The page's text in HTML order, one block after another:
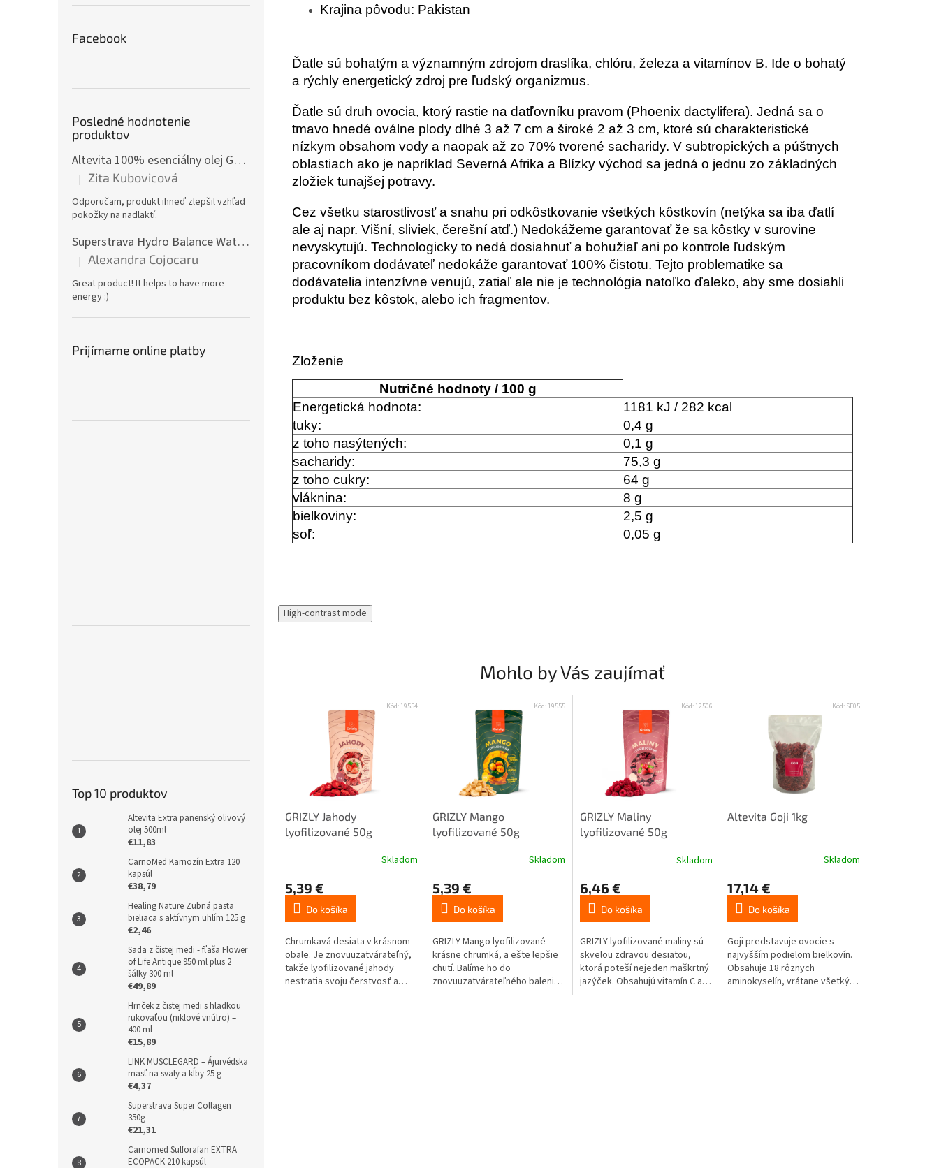
Facebook
Posledné hodnotenie
produktov
Altevita 100% esenciálny olej GÁFOR – Olej pozitívnej energie 10ml
Hodnotenie produktu je 5 z 5 hviezdičiek.
| Zita Kubovicová
Odporučam, produkt ihneď zlepšil vzhľad
pokožky na nadlaktí.
Superstrava Hydro Balance Watermelon electrolytes Box 30 x 4,7g
Hodnotenie produktu je 5 z 5 hviezdičiek.
| Alexandra Cojocaru
Great product! It helps to have more
energy :)
Prijímame online platby
Top 10 produktov
Altevita Extra panenský olivový
olej 500ml
€11,83
CarnoMed Karnozín Extra 120
kapsúl
€38,79
Healing Nature Zubná pasta
bieliaca s aktívnym uhlím 125 g
€2,46
Sada z čistej medi - fľaša Flower
of Life Antique 950 ml plus 2
šálky 300 ml
€49,89
Hrnček z čistej medi s hladkou
rukoväťou (niklové vnútro) –
400 ml
€15,89
LINK MUSCLEGARD – Ájurvédska
masť na svaly a kĺby 25 g
€4,37
Superstrava Super Collagen
350g
€21,31
Carnomed Sulforafan EXTRA
ECOPACK 210 kapsúl
Krajina pôvodu: Pakistan
Ďatle sú bohatým a významným zdrojom draslíka, chlóru, železa a vitamínov B. Ide o bohatý
a rýchly energetický zdroj pre ľudský organizmus.
Ďatle sú druh ovocia, ktorý rastie na datľovníku pravom (Phoenix dactylifera). Jedná sa o
tmavo hnedé oválne plody dlhé 3 až 7 cm a široké 2 až 3 cm, ktoré sú charakteristické
nízkym obsahom vody a naopak až zo 70% tvorené sacharidy. V subtropických a púštnych
oblastiach ako je napríklad Severná Afrika a Blízky východ sa jedná o jednu zo základných
zložiek tunajšej potravy.
Cez všetku starostlivosť a snahu pri odkôstkovanie všetkých kôstkovín (netýka sa iba ďatlí
ale aj napr. Višní, sliviek, čerešní atď.) Nedokážeme garantovať že sa kôstky v surovine
nevyskytujú. Technologicky to nedá dosiahnuť a bohužiaľ ani po kontrole ľudským
pracovníkom dodávateľ nedokáže garantovať 100% čistotu. Tejto problematike sa
dodávatelia intenzívne venujú, zatiaľ ale nie je technológia natoľko ďaleko, aby sme dosiahli
produktu bez kôstok, alebo ich fragmentov.
Zloženie
Nutričné ​​hodnoty / 100 g
Energetická hodnota:
1181 kJ / 282 kcal
tuky:
0,4 g
z toho nasýtených:
0,1 g
sacharidy:
75,3 g
z toho cukry:
64 g
vláknina:
8 g
bielkoviny:
2,5 g
soľ:
0,05 g
High-contrast mode
Mohlo by Vás zaujímať
GRIZLY Jahody
lyofilizované 50g
Skladom
5,39 €
Do košíka
Chrumkavá desiata v krásnom
obale. Je znovuuzatvárateľný,
takže lyofilizované jahody
nestratia svoju čerstvosť a
Kód: 19554
GRIZLY Mango
lyofilizované 50g
Skladom
5,39 €
Do košíka
GRIZLY Mango lyofilizované
krásne chrumká, a ešte lepšie
chutí. Balíme ho do
znovuuzatvárateľného balenia,
Kód: 19555
GRIZLY Maliny
lyofilizované 50g
Skladom
6,46 €
Do košíka
GRIZLY lyofilizované maliny sú
skvelou zdravou desiatou,
ktorá poteší nejeden maškrtný
jazýček. Obsahujú vitamín C a
Kód: 12506
Altevita Goji 1kg
Skladom
17,14 €
Do košíka
Goji predstavuje ovocie s
najvyšším podielom bielkovín.
Obsahuje 18 rôznych
aminokyselín, vrátane všetkých
Kód: SF05